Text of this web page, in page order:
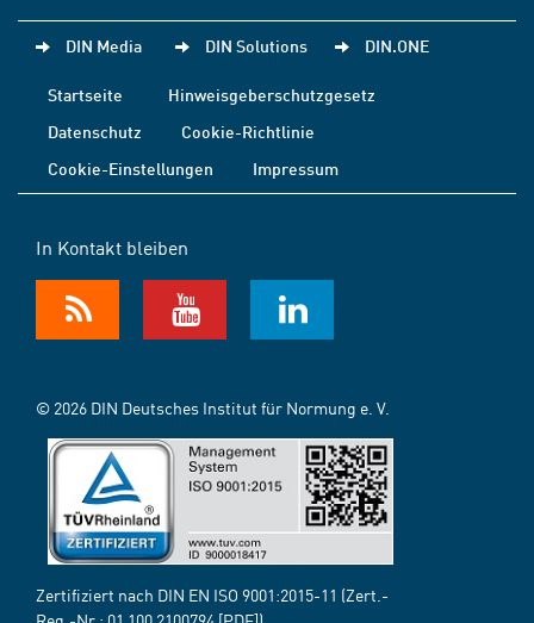
DIN Media DIN Solutions DIN.ONE
Startseite
Hinweisgeberschutzgesetz
Datenschutz
Cookie-Richtlinie
Cookie-Einstellungen
Impressum
In Kontakt bleiben
© 2026 DIN Deutsches Institut für Normung e. V.
Zertifiziert nach DIN EN ISO 9001:2015-11 (Zert.-